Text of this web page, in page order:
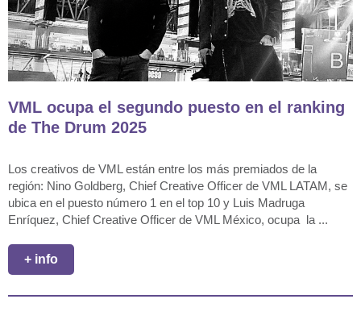
VML ocupa el segundo puesto en el ranking
de The Drum 2025
Los creativos de VML están entre los más premiados de la
región: Nino Goldberg, Chief Creative Officer de VML LATAM, se
ubica en el puesto número 1 en el top 10 y Luis Madruga
Enríquez, Chief Creative Officer de VML México, ocupa la ...
+ info